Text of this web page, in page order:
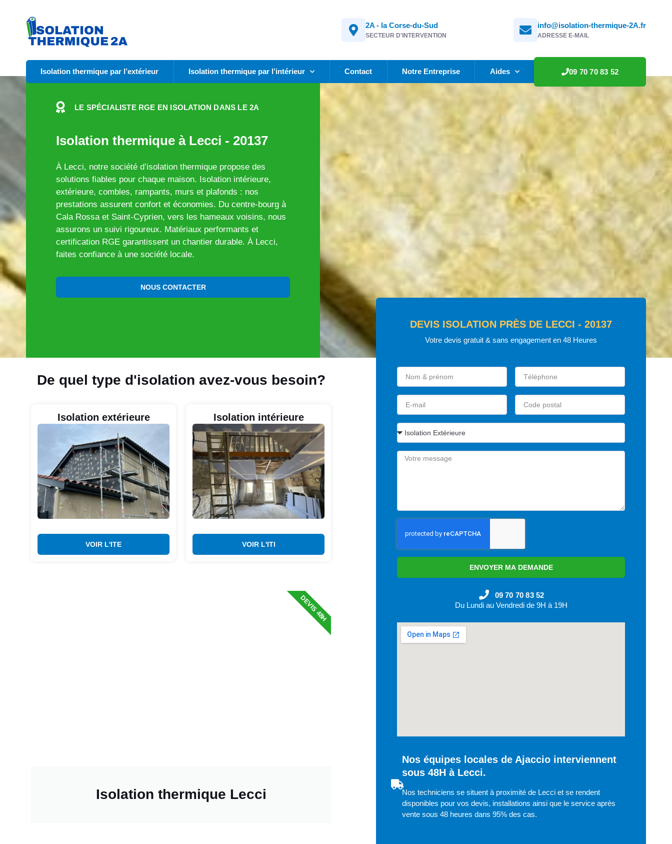
2A - la Corse-du-Sud
SECTEUR D'INTERVENTION
info@isolation-thermique-2A.fr
ADRESSE E-MAIL
Isolation thermique par l’extérieur Isolation thermique par l’intérieur Contact Notre Entreprise Aides 09 70 70 83 52
LE SPÉCIALISTE RGE EN ISOLATION DANS LE 2A
Isolation thermique à Lecci - 20137
À Lecci, notre société d’isolation thermique propose des
solutions fiables pour chaque maison. Isolation intérieure,
extérieure, combles, rampants, murs et plafonds : nos
prestations assurent confort et économies. Du centre-bourg à
Cala Rossa et Saint-Cyprien, vers les hameaux voisins, nous
assurons un suivi rigoureux. Matériaux performants et
certification RGE garantissent un chantier durable. À Lecci,
faites confiance à une société locale.
NOUS CONTACTER
De quel type d'isolation avez-vous besoin?
Isolation extérieure
VOIR L'ITE
Isolation intérieure
VOIR L'ITI
Isolation thermique Lecci
DEVIS 48H
DEVIS ISOLATION PRÈS DE LECCI - 20137
Votre devis gratuit & sans engagement en 48 Heures
ENVOYER MA DEMANDE
09 70 70 83 52
Du Lundi au Vendredi de 9H à 19H
Nos équipes locales de Ajaccio interviennent
sous 48H à Lecci.
Nos techniciens se situent à proximité de Lecci et se rendent
disponibles pour vos devis, installations ainsi que le service après
vente sous 48 heures dans 95% des cas.